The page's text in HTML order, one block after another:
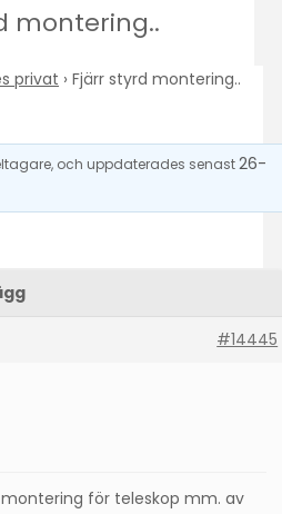
montering..
privat › Fjärr styrd montering..
och uppdaterades senast26-
#14445
för teleskop mm. av